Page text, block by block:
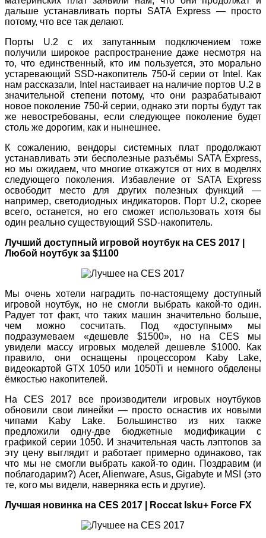
дальше устанавливать порты SATA Express — просто
потому, что все так делают.
Порты U.2 с их запутанным подключением тоже
получили широкое распространение даже несмотря на
то, что единственный, кто им пользуется, это морально
устаревающий SSD-накопитель 750-й серии от Intel. Как
нам рассказали, Intel настаивает на наличие портов U.2 в
значительной степени потому, что они разрабатывают
новое поколение 750-й серии, однако эти порты будут так
же невостребованы, если следующее поколение будет
столь же дорогим, как и нынешнее.
К сожалению, вендоры системных плат продолжают
устанавливать эти бесполезные разъёмы SATA Express,
но мы ожидаем, что многие откажутся от них в моделях
следующего поколения. Избавление от SATA Express
освободит место для других полезных функций —
например, светодиодных индикаторов. Порт U.2, скорее
всего, останется, но его сможет использовать хотя бы
один реально существующий SSD-накопитель.
Лучший доступный игровой ноутбук на CES 2017 |
Любой ноутбук за $1100
Мы очень хотели наградить по-настоящему доступный
игровой ноутбук, но не смогли выбрать какой-то один.
Радует тот факт, что таких машин значительно больше,
чем можно сосчитать. Под «доступным» мы
подразумеваем «дешевле $1500», но на CES мы
увидели массу игровых моделей дешевле $1000. Как
правило, они оснащены процессором Kaby Lake,
видеокартой GTX 1050 или 1050Ti и немного обделены
ёмкостью накопителей.
На CES 2017 все производители игровых ноутбуков
обновили свои линейки — просто оснастив их новыми
чипами Kaby Lake. Большинство из них также
предложили одну-две бюджетные модификации с
графикой серии 1050. И значительная часть лэптопов за
эту цену выглядит и работает примерно одинаково, так
что мы не смогли выбрать какой-то один. Поздравим (и
поблагодарим?) Acer, Alienware, Asus, Gigabyte и MSI (это
те, кого мы видели, наверняка есть и другие).
Лучшая новинка на CES 2017 | Roccat Isku+ Force FX